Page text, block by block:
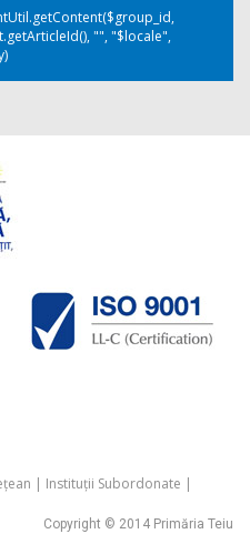
"", "$locale",
| Instituții Subordonate |
Copyright © 2014 Primăria Teiu